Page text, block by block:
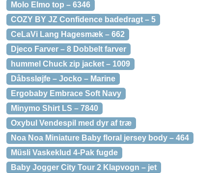
Molo Elmo top – 6346
COZY BY JZ Confidence badedragt – 5
CeLaVi Lang Hagesmæk – 662
Djeco Farver – 8 Dobbelt farver
hummel Chuck zip jacket – 1009
Dåbssløjfe – Jocko – Marine
Ergobaby Embrace Soft Navy
Minymo Shirt LS – 7840
Oxybul Vendespil med dyr af træ
Noa Noa Miniature Baby floral jersey body – 464
Müsli Vaskeklud 4-Pak fugde
Baby Jogger City Tour 2 Klapvogn – jet